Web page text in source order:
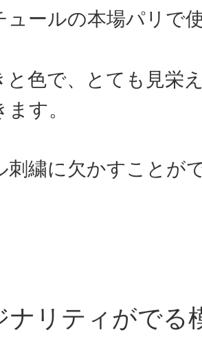
ュールの本場パリで
と色で、とても見栄
す。
刺繍に欠かすことが
ナリティがでる